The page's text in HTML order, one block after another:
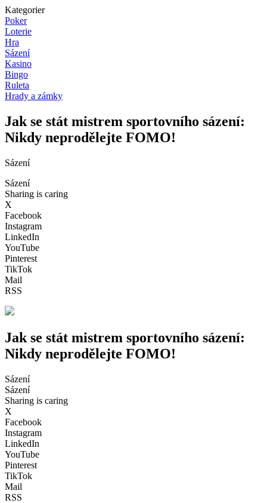
Kategorier
Poker
Loterie
Hra
Sázení
Kasino
Bingo
Ruleta
Hrady a zámky
Jak se stát mistrem sportovního sázení:
Nikdy neprodělejte FOMO!
Sázení
Sázení
Sharing is caring
X
Facebook
Instagram
LinkedIn
YouTube
Pinterest
TikTok
Mail
RSS
Jak se stát mistrem sportovního sázení:
Nikdy neprodělejte FOMO!
Sázení
Sázení
Sharing is caring
X
Facebook
Instagram
LinkedIn
YouTube
Pinterest
TikTok
Mail
RSS